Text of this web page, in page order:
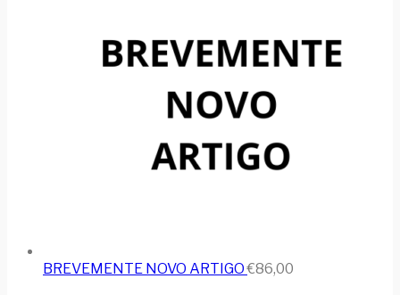
BREVEMENTE NOVO ARTIGO €86,00